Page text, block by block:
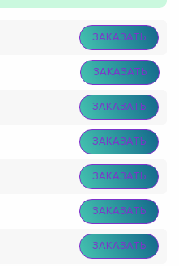
ЗАКАЗАТЬ
ЗАКАЗАТЬ
ЗАКАЗАТЬ
ЗАКАЗАТЬ
ЗАКАЗАТЬ
ЗАКАЗАТЬ
ЗАКАЗАТЬ